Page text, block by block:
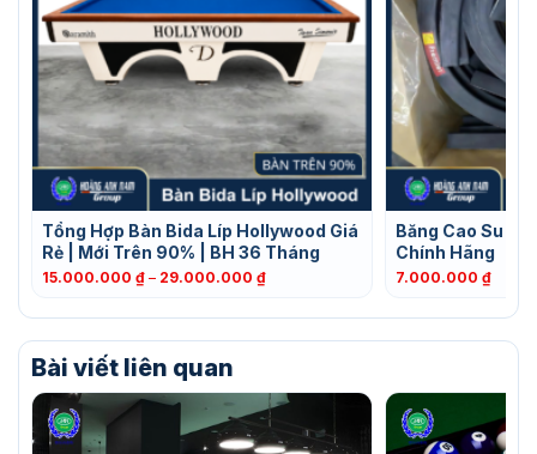
Tổng Hợp Bàn Bida Líp Hollywood Giá
Rẻ | Mới Trên 90% | BH 36 Tháng
15.000.000 ₫ – 29.000.000 ₫Khoảng
từ
Băng Cao Su
Chính Hãng
7.000.000₫
Bài viết liên quan